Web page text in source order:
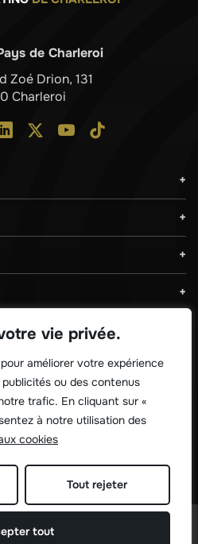
vie privée.
améliorer votre expérience
ou des contenus
trafic. En cliquant sur «
à notre utilisation des
cookies
Tout rejeter
tout
de Charleroi
Zoé Drion, 131
Charleroi
application !
de charleroi 2026